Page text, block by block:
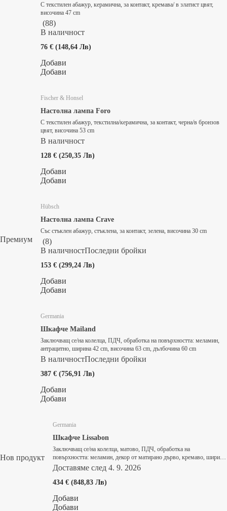
С текстилен абажур, керамична, за контакт, кремава/ в златист цвят,
височина 47 cm
(88)
В наличност
76 € (148,64 Лв)
Добави
Добави
Fischer & Honsel
Настолна лампа Foro
С текстилен абажур, текстилна/керамична, за контакт, черна/в бронзов
цвят, височина 53 cm
В наличност
128 € (250,35 Лв)
Добави
Добави
Премиум
Hübsch
Настолна лампа Crave
Със стъклен абажур, стъклена, за контакт, зелена, височина 30 cm
(8)
В наличностПоследни бройки
153 € (299,24 Лв)
Добави
Добави
Germania
Шкафче Mailand
Заключващ се/на колелца, ПДЧ, oбработка на повърхността: меламин,
антрацитно, ширина 42 cm, височина 63 cm, дълбочина 60 cm
В наличностПоследни бройки
387 € (756,91 Лв)
Добави
Добави
Нов продукт
Germania
Шкафче Lissabon
Заключващ се/на колелца, матово, ПДЧ, oбработка на
повърхността: меламин, декор от матирано дърво, кремаво, ширина
41 cm, височина 60 cm, дълбочина 50 cm
Доставяме след 4. 9. 2026
434 € (848,83 Лв)
Добави
Добави